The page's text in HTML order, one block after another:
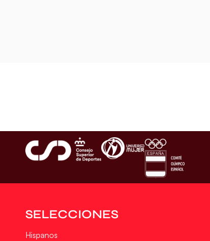
SELECCIONES
Hispanos